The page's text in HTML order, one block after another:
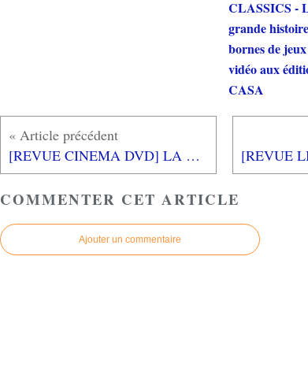
CLASSICS -
grande
bornes de jeux
vidéo aux
CASA
[REVUE CINEMA DVD] LA VERTU DES IMPONDERABLES
COMMENTER CET ARTICLE
Ajouter un commentaire